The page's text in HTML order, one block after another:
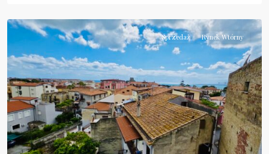
Sprzedaż Rynek Wtórny